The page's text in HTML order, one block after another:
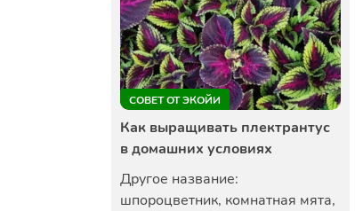
СОВЕТ ОТ ЭКОЙИ
Как выращивать плектрантус
в домашних условиях
Другое название:
шпороцветник, комнатная мята,